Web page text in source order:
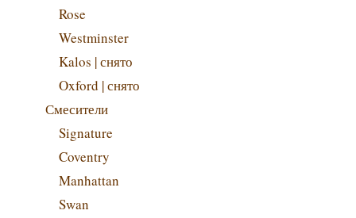
Rose
Westminster
Kalos | снято
Oxford | снято
Смесители
Signature
Coventry
Manhattan
Swan